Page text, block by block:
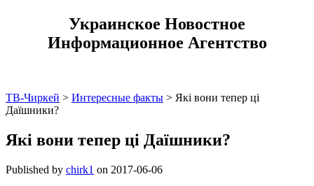
Украинское Новостное
Информационное Агентство
ТВ-Чиркей > Интересные факты > Які вони тепер ці
Даїшники?
Які вони тепер ці Даїшники?
Published by chirk1 on 2017-06-06